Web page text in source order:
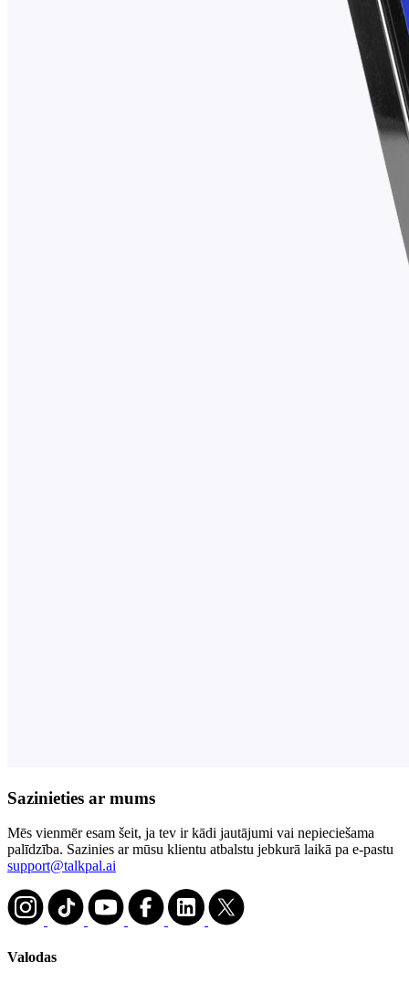
Sazinieties ar mums
Mēs vienmēr esam šeit, ja tev ir kādi jautājumi vai nepieciešama
palīdzība. Sazinies ar mūsu klientu atbalstu jebkurā laikā pa e-pastu
support@talkpal.ai
Valodas